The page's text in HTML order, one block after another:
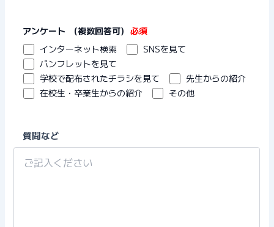
アンケート (複数回答可) 必須
インターネット検索
SNSを見て
パンフレットを見て
学校で配布されたチラシを見て
先生からの紹介
在校生・卒業生からの紹介
その他
質問など